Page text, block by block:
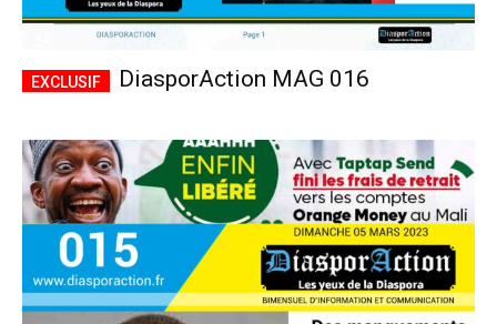
DiasporAction MAG 016